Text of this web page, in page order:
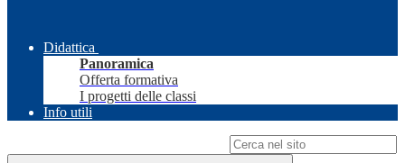
Didattica
Panoramica
Offerta formativa
I progetti delle classi
Info utili